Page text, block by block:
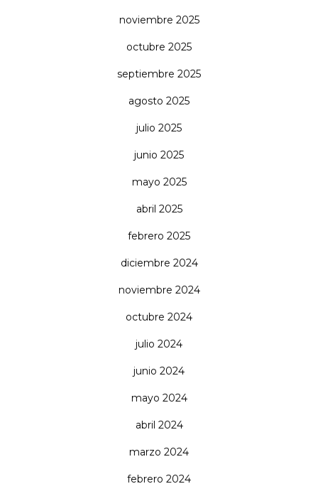
noviembre 2025
octubre 2025
septiembre 2025
agosto 2025
julio 2025
junio 2025
mayo 2025
abril 2025
febrero 2025
diciembre 2024
noviembre 2024
octubre 2024
julio 2024
junio 2024
mayo 2024
abril 2024
marzo 2024
febrero 2024